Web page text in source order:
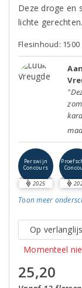
Deze droge en
lichte gerechten.
Flesinhoud: 1500
Perswijn
Concours
2025
Toon meer
Op
Momenteel
25,20